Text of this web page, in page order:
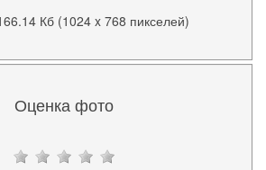
Кб (1024 x 768 пикселей)
Оценка фото